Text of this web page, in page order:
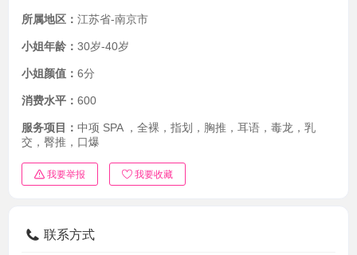
所属地区： 江苏省-南京市
小姐年龄： 30岁-40岁
小姐颜值： 6分
消费水平： 600
服务项目： 中项 SPA ，全裸，指划，胸推，耳语，毒龙，乳
交，臀推，口爆
我要举报 我要收藏
联系方式